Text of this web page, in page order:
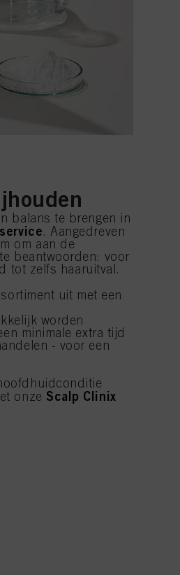
balans te brengen in
. Aangedreven
om aan de
beantwoorden: voor
tot zelfs haaruitval.
uit met een
worden
minimale extra tijd
- voor een
onze Scalp Clinix